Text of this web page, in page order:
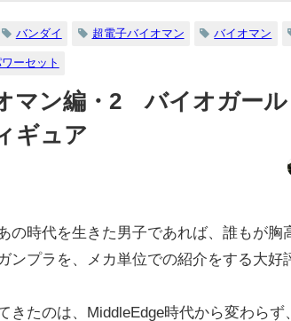
バンダイ 超電子バイオマン バイオマン
ーセット
オマン編・2 バイオガー
ギュア
時代を生きた男子であれば、誰もが胸
ンプラを、メカ単位での紹介をする大好
きたのは、MiddleEdge時代から変わらず